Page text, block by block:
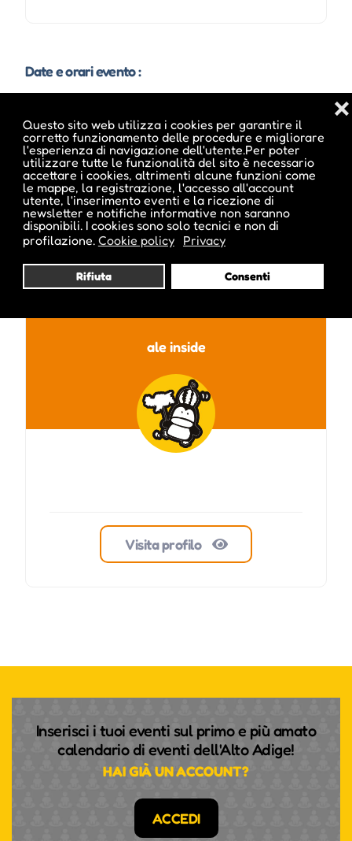
Questo sito web utilizza i cookies per garantire il
corretto funzionamento delle procedure e migliorare
l'esperienza di navigazione dell'utente.Per poter
utilizzare tutte le funzionalità del sito è necessario
accettare i cookies, altrimenti alcune funzioni come
le mappe, la registrazione, l'accesso all'account
utente, l'inserimento eventi e la ricezione di
newsletter e notifiche informative non saranno
disponibili. I cookies sono solo tecnici e non di
profilazione. Cookie policy Privacy
Rifiuta Consenti
❌
Date e orari evento :
Pubblicato da :
ale inside
Visita profilo
Inserisci i tuoi eventi sul primo e più amato
calendario di eventi dell'Alto Adige!
HAI GIÀ UN ACCOUNT?
ACCEDI